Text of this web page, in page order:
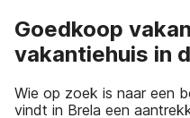
Goedkoop
vakantiehuis in
Wie op zoek is naar een
vindt in Brela een